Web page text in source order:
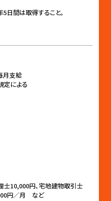
日間は取得すること。
月支給
による
10,000円、宅地建物取引士
円／月 など